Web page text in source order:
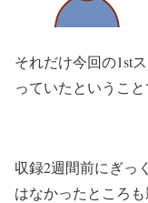
それだけ今回の1st
っていたということ
収録2週間前にぎっ
はなかったところも